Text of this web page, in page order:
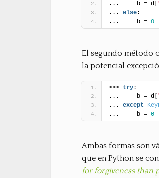
...     b = d
... else:
...     b = 0
El segundo método
la potencial
>>> try:
...     b = d
... except
...     b = 0
Ambas formas son
que en Python se
for forgiveness than